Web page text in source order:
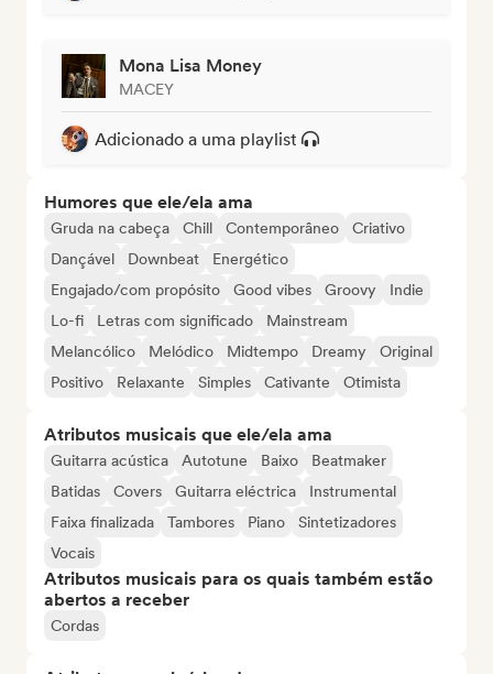
Mona Lisa Money
MACEY
Adicionado a uma playlist
Humores que ele/ela ama
Gruda na cabeça Chill Contemporâneo
Criativo
Dançável
Downbeat
Energético
Engajado/com propósito
Good vibes Groovy
Indie
Lo-fi
Letras com significado
Mainstream
Melancólico
Melódico Midtempo Dreamy
Original
Positivo
Relaxante Simples Cativante Otimista
Atributos musicais que ele/ela ama
Guitarra acústica Autotune Baixo
Beatmaker
Batidas
Covers Guitarra eléctrica
Instrumental
Faixa finalizada
Tambores Piano
Sintetizadores
Vocais
Atributos musicais para os quais também estão
abertos a receber
Cordas